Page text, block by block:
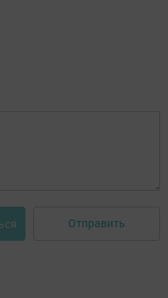
Отправить